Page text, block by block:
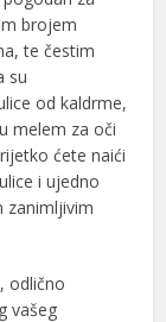
brojem
te čestim
su
od kaldrme,
melem za oči
ćete naići
i ujedno
zanimljivim
odlično
vašeg